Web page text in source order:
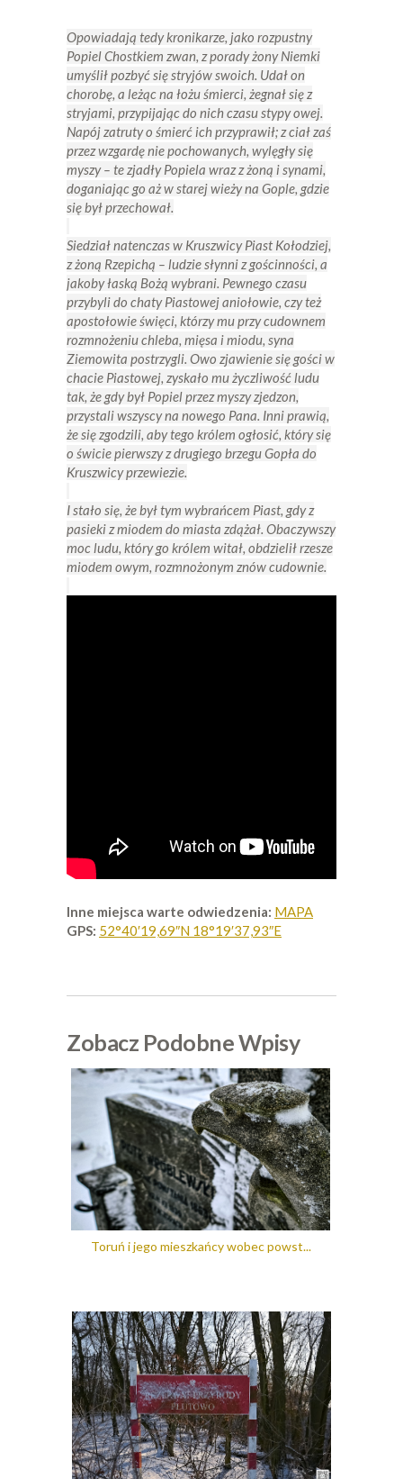
Opowiadają tedy kronikarze, jako rozpustny
Popiel Chostkiem zwan, z porady żony Niemki
umyślił pozbyć się stryjów swoich. Udał on
chorobę, a leżąc na łożu śmierci, żegnał się z
stryjami, przypijając do nich czasu stypy owej.
Napój zatruty o śmierć ich przyprawił; z ciał zaś
przez wzgardę nie pochowanych, wylęgły się
myszy – te zjadły Popiela wraz z żoną i synami,
doganiając go aż w starej wieży na Gople, gdzie
się był przechował.
Siedział natenczas w Kruszwicy Piast Kołodziej,
z żoną Rzepichą – ludzie słynni z gościnności, a
jakoby łaską Bożą wybrani. Pewnego czasu
przybyli do chaty Piastowej aniołowie, czy też
apostołowie święci, którzy mu przy cudownem
rozmnożeniu chleba, mięsa i miodu, syna
Ziemowita postrzygli. Owo zjawienie się gości w
chacie Piastowej, zyskało mu życzliwość ludu
tak, że gdy był Popiel przez myszy zjedzon,
przystali wszyscy na nowego Pana. Inni prawią,
że się zgodzili, aby tego królem ogłosić, który się
o świcie pierwszy z drugiego brzegu Gopła do
Kruszwicy przewiezie.
I stało się, że był tym wybrańcem Piast, gdy z
pasieki z miodem do miasta zdążał. Obaczywszy
moc ludu, który go królem witał, obdzielił rzesze
miodem owym, rozmnożonym znów cudownie.
Inne miejsca warte odwiedzenia: MAPA
GPS: 52°40′19,69″N 18°19′37,93″E
Zobacz Podobne Wpisy
Toruń i jego mieszkańcy wobec powst...